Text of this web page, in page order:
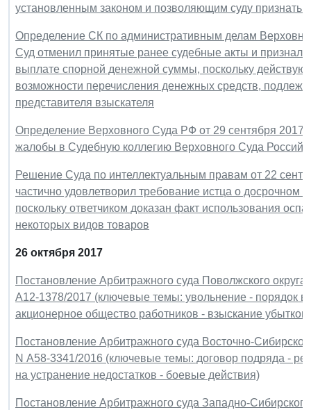
установленным законом и позволяющим суду признать
Определение СК по административным делам
Суд отменил принятые ранее судебные акты и признал
выплате спорной денежной суммы, поскольку
возможности перечисления денежных средств,
представителя взыскателя
Определение Верховного Суда РФ от 29 сентября 2017
жалобы в Судебную коллегию Верховного Суда
Решение Суда по интеллектуальным правам от 22
частично удовлетворил требование истца о досрочном
поскольку ответчиком доказан факт использования
некоторых видов товаров
26 октября 2017
Постановление Арбитражного суда Поволжского
А12-1378/2017 (ключевые темы: увольнение - порядок
акционерное общество работников - взыскание убытков)
Постановление Арбитражного суда Восточно-
N А58-3341/2016 (ключевые темы: договор подряда -
на устранение недостатков - боевые действия)
Постановление Арбитражного суда Западно-